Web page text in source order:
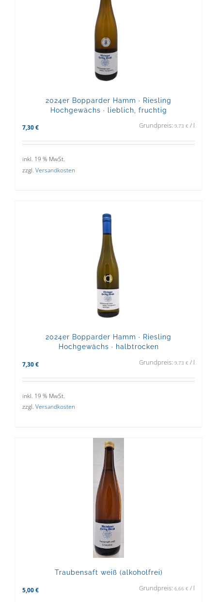
2024er Bopparder Hamm · Riesling
Hochgewächs · lieblich, fruchtig
7,30 € Grundpreis: 9,73 € / l
inkl. 19 % MwSt.
zzgl. Versandkosten
2024er Bopparder Hamm · Riesling
Hochgewächs · halbtrocken
7,30 € Grundpreis: 9,73 € / l
inkl. 19 % MwSt.
zzgl. Versandkosten
Traubensaft weiß (alkoholfrei)
5,00 € Grundpreis: 6,66 € / l